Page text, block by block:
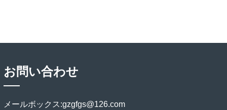
お問い合わせ
メールボックス:gzgfgs@126.com